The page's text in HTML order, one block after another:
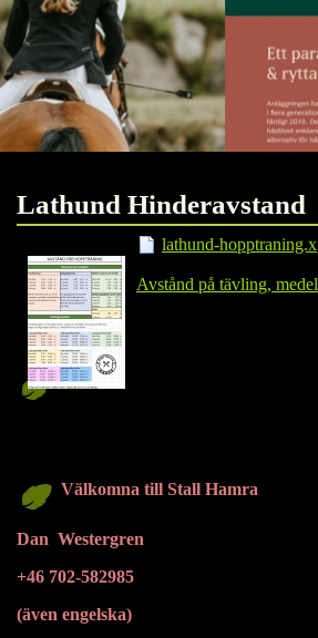
BLOGG
INTERNT
Lathund Hinderavstand
lathund-
Avstånd på tävling,
Välkomna till Stall Hamra
Dan Westergren
+46 702-582985
(även engelska)